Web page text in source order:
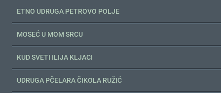
ETNO UDRUGA PETROVO POLJE
MOSEĆ U MOM SRCU
KUD SVETI ILIJA KLJACI
UDRUGA PČELARA ČIKOLA RUŽIĆ